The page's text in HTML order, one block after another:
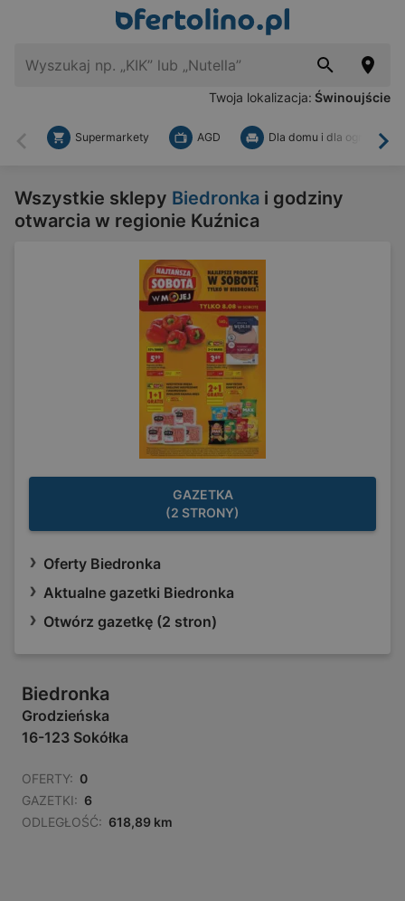
Twoja lokalizacja: Świnoujście
Wstecz
Supermarkety AGD Dla domu i dla ogrodu
Wszystkie sklepy Biedronka i godziny
otwarcia w regionie Kuźnica
GAZETKA
(2 STRONY)
Oferty Biedronka
Aktualne gazetki Biedronka
Otwórz gazetkę (2 stron)
Biedronka
Grodzieńska
16-123 Sokółka
OFERTY: 0
GAZETKI: 6
ODLEGŁOŚĆ: 618,89 km